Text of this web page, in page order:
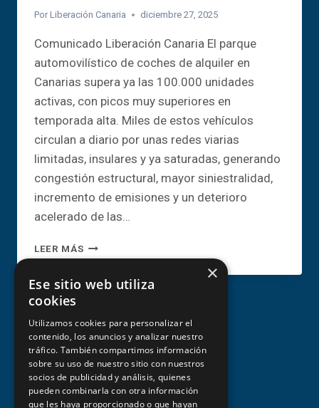
Por Liberación Canaria diciembre 27, 2025
Comunicado Liberación Canaria El parque
automovilístico de coches de alquiler en
Canarias supera ya las 100.000 unidades
activas, con picos muy superiores en
temporada alta. Miles de estos vehículos
circulan a diario por unas redes viarias
limitadas, insulares y ya saturadas, generando
congestión estructural, mayor siniestralidad,
incremento de emisiones y un deterioro
acelerado de las…
LEER MÁSEL
PARQUE
DE
DE
ALQUILER
EN
CANARIAS.
UN
MODELO
Aviso legal y condiciones de uso
×
Ese sitio web utiliza
cookies
Utilizamos cookies para personalizar el
contenido, los anuncios y analizar nuestro
tráfico. También compartimos información
sobre su uso de nuestro sitio con nuestros
socios de publicidad y análisis, quienes
pueden combinarla con otra información
que les haya proporcionado o que hayan